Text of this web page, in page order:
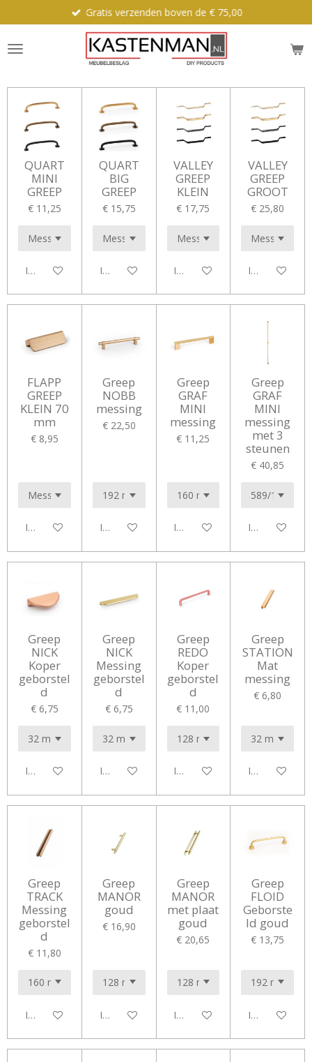
direct
naar
de
Gratis verzenden boven de € 75,00
QUART
MINI
GREEP
€ 11,25
In winkelwagen
QUART
BIG
GREEP
€ 15,75
In winkelwagen
VALLEY
GREEP
KLEIN
€ 17,75
In winkelwagen
VALLEY
GREEP
GROOT
€ 25,80
In
FLAPP
GREEP
KLEIN 70
mm
€ 8,95
In winkelwagen
Greep
NOBB
messing
€ 22,50
In winkelwagen
Greep
GRAF
MINI
messing
€ 11,25
In winkelwagen
Greep
GRAF
MINI
messing
met 3
steunen
€ 40,85
In
Greep
NICK
Koper
geborstel
d
€ 6,75
In winkelwagen
Greep
NICK
Messing
geborstel
d
€ 6,75
In winkelwagen
Greep
REDO
Koper
geborstel
d
€ 11,00
In winkelwagen
Greep
STATION
Mat
messing
€ 6,80
In
Greep
TRACK
Messing
geborstel
d
€ 11,80
In winkelwagen
Greep
MANOR
goud
€ 16,90
In winkelwagen
Greep
MANOR
met plaat
goud
€ 20,65
In winkelwagen
Greep
FLOID
Geborste
ld goud
€ 13,75
In